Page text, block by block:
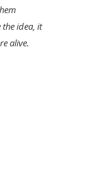
idea, it
alive.